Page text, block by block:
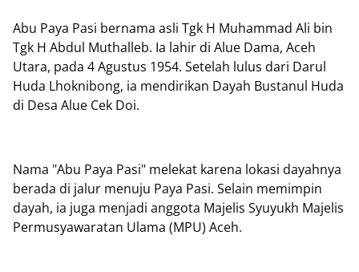
Abu Paya Pasi bernama asli Tgk H Muhammad Ali bin
Tgk H Abdul Muthalleb. Ia lahir di Alue Dama, Aceh
Utara, pada 4 Agustus 1954. Setelah lulus dari Darul
Huda Lhoknibong, ia mendirikan Dayah Bustanul Huda
di Desa Alue Cek Doi.
Nama "Abu Paya Pasi" melekat karena lokasi dayahnya
berada di jalur menuju Paya Pasi. Selain memimpin
dayah, ia juga menjadi anggota Majelis Syuyukh Majelis
Permusyawaratan Ulama (MPU) Aceh.